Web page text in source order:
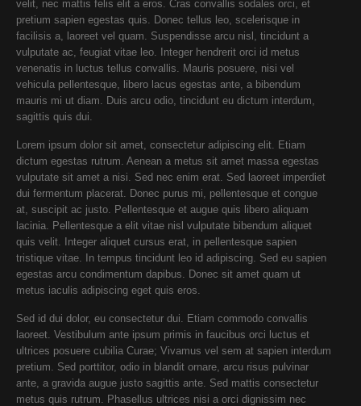
velit, nec mattis felis elit a eros. Cras convallis sodales orci, et
pretium sapien egestas quis. Donec tellus leo, scelerisque in
facilisis a, laoreet vel quam. Suspendisse arcu nisl, tincidunt a
vulputate ac, feugiat vitae leo. Integer hendrerit orci id metus
venenatis in luctus tellus convallis. Mauris posuere, nisi vel
vehicula pellentesque, libero lacus egestas ante, a bibendum
mauris mi ut diam. Duis arcu odio, tincidunt eu dictum interdum,
sagittis quis dui.
Lorem ipsum dolor sit amet, consectetur adipiscing elit. Etiam
dictum egestas rutrum. Aenean a metus sit amet massa egestas
vulputate sit amet a nisi. Sed nec enim erat. Sed laoreet imperdiet
dui fermentum placerat. Donec purus mi, pellentesque et congue
at, suscipit ac justo. Pellentesque et augue quis libero aliquam
lacinia. Pellentesque a elit vitae nisl vulputate bibendum aliquet
quis velit. Integer aliquet cursus erat, in pellentesque sapien
tristique vitae. In tempus tincidunt leo id adipiscing. Sed eu sapien
egestas arcu condimentum dapibus. Donec sit amet quam ut
metus iaculis adipiscing eget quis eros.
Sed id dui dolor, eu consectetur dui. Etiam commodo convallis
laoreet. Vestibulum ante ipsum primis in faucibus orci luctus et
ultrices posuere cubilia Curae; Vivamus vel sem at sapien interdum
pretium. Sed porttitor, odio in blandit ornare, arcu risus pulvinar
ante, a gravida augue justo sagittis ante. Sed mattis consectetur
metus quis rutrum. Phasellus ultrices nisi a orci dignissim nec